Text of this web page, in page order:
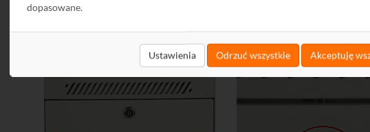
dopasowane.
Ustawienia Odrzuć wszystkie Akceptuję
Po czym poznać oryginalną, wiszącą szafę RACK